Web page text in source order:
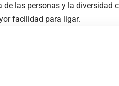
de las personas y la diversidad
facilidad para ligar.